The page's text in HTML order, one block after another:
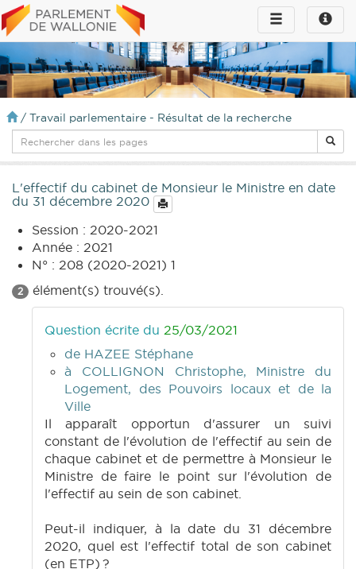
Toggle
infos
Toggle
navigation
/ Travail parlementaire - Résultat de la recherche
L'effectif du cabinet de Monsieur le Ministre en date
du 31 décembre 2020
Session : 2020-2021
Année : 2021
N° : 208 (2020-2021) 1
2 élément(s) trouvé(s).
Question écrite du 25/03/2021
de HAZEE Stéphane
à COLLIGNON Christophe, Ministre du
Logement, des Pouvoirs locaux et de la
Ville
Il apparaît opportun d'assurer un suivi
constant de l'évolution de l'effectif au sein de
chaque cabinet et de permettre à Monsieur le
Ministre de faire le point sur l'évolution de
l'effectif au sein de son cabinet.
Peut-il indiquer, à la date du 31 décembre
2020, quel est l'effectif total de son cabinet
(en ETP) ?